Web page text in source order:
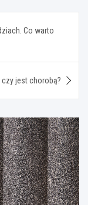
Co warto
jest chorobą?